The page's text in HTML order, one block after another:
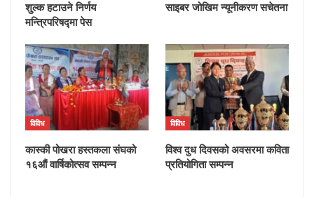
शुल्क हटाउने निर्णय
मन्त्रिपरिषद्मा पेस
साइबर जोखिम न्यूनीकरण सचेतना
विविध
कास्की पोखरा हस्तकला संघको
१६औं वार्षिकोत्सव सम्पन्न
विविध
विश्व दुध दिवसको अवसरमा कविता
प्रतियोगिता सम्पन्न